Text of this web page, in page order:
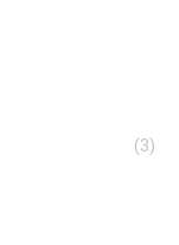
(3)